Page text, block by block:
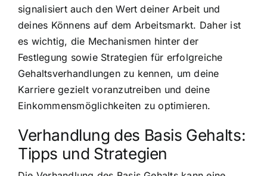
signalisiert auch den Wert deiner Arbeit und
deines Könnens auf dem Arbeitsmarkt. Daher ist
es wichtig, die Mechanismen hinter der
Festlegung sowie Strategien für erfolgreiche
Gehaltsverhandlungen zu kennen, um deine
Karriere gezielt voranzutreiben und deine
Einkommensmöglichkeiten zu optimieren.
Verhandlung des Basis Gehalts:
Tipps und Strategien